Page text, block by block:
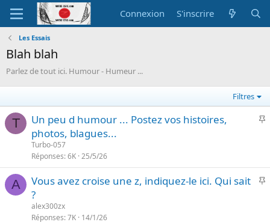
Connexion S'inscrire
Les Essais
Blah blah
Parlez de tout ici. Humour - Humeur ...
Filtres
T
I
r
t
Un peu d humour ... Postez vos histoires,
photos, blagues...
Turbo-057
Réponses 6K 25/5/26
A
I
Vous avez croise une z, indiquez-le ici. Qui sait
?
alex300zx
Réponses 7K 14/1/26